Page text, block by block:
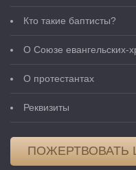
Кто такие баптисты?
О Cоюзе евангельских-
О протестантах
Реквизиты
ПОЖЕРТВОВАТЬ